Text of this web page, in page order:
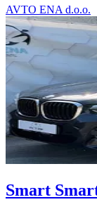
AVTO ENA d.o.o.
Smart